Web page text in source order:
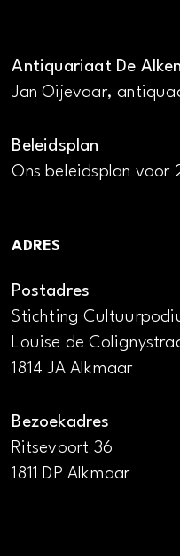
Antiquariaat De
Jan Oijevaar,
Beleidsplan
Ons beleidsplan
ADRES
Postadres
Stichting
Louise de
1814 JA Alkmaar
Bezoekadres
Ritsevoort 36
1811 DP Alkmaar